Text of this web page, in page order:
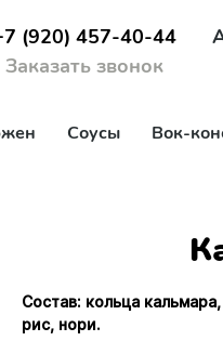
(920) 457-40-44
Заказать звонок
Соусы Вок-
Состав: кольца
рис, нори.